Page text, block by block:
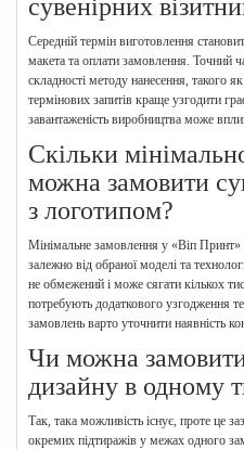
сувенірних
Середній термін виготовлення
макета та оплати замовлення. Точний
складності методу нанесення, такого
термінових запитів краще узгодити
завантаженість виробництва може
Скільки
можна замовити
з логотипом?
Мінімальне замовлення у «Віп Принт»
залежно від обраної моделі та
не обмежений і може сягати кількох
потребують додаткового узгодження
замовлень варто уточнити наявність
Чи можна замовити
дизайну в одному
Так, така можливість існує, проте це
окремих підтиражів у межах одного